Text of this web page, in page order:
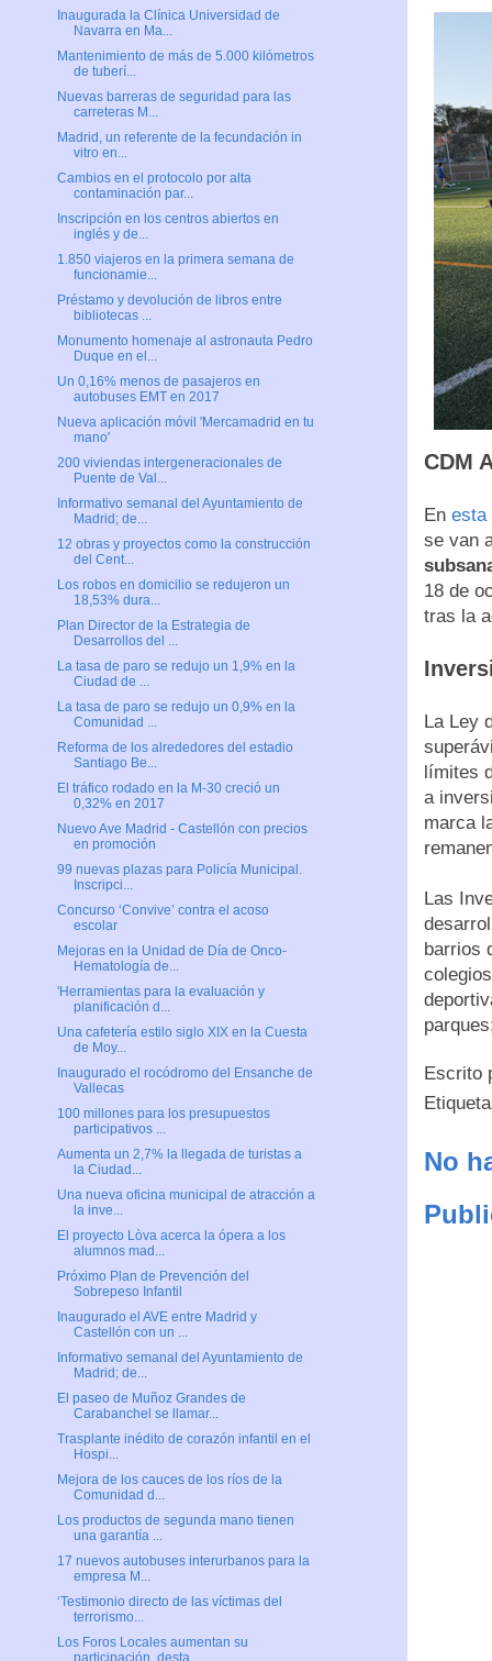
CDM
En esta
se van
18 de
tras la
La Ley
límites
a
marca
Las
barrios
Escrito
No
Inaugurada la Clínica Universidad de
Navarra en Ma...
Mantenimiento de más de 5.000 kilómetros
de tuberí...
Nuevas barreras de seguridad para las
carreteras M...
Madrid, un referente de la fecundación in
vitro en...
Cambios en el protocolo por alta
contaminación par...
Inscripción en los centros abiertos en
inglés y de...
1.850 viajeros en la primera semana de
funcionamie...
Préstamo y devolución de libros entre
bibliotecas ...
Monumento homenaje al astronauta Pedro
Duque en el...
Un 0,16% menos de pasajeros en
autobuses EMT en 2017
Nueva aplicación móvil 'Mercamadrid en tu
mano'
200 viviendas intergeneracionales de
Puente de Val...
Informativo semanal del Ayuntamiento de
Madrid; de...
12 obras y proyectos como la construcción
del Cent...
Los robos en domicilio se redujeron un
18,53% dura...
Plan Director de la Estrategia de
Desarrollos del ...
La tasa de paro se redujo un 1,9% en la
Ciudad de ...
La tasa de paro se redujo un 0,9% en la
Comunidad ...
Reforma de los alrededores del estadio
Santiago Be...
El tráfico rodado en la M-30 creció un
0,32% en 2017
Nuevo Ave Madrid - Castellón con precios
en promoción
99 nuevas plazas para Policía Municipal.
Inscripci...
Concurso ‘Convive’ contra el acoso
escolar
Mejoras en la Unidad de Día de Onco-
Hematología de...
'Herramientas para la evaluación y
planificación d...
Una cafetería estilo siglo XIX en la Cuesta
de Moy...
Inaugurado el rocódromo del Ensanche de
Vallecas
100 millones para los presupuestos
participativos ...
Aumenta un 2,7% la llegada de turistas a
la Ciudad...
Una nueva oficina municipal de atracción a
la inve...
El proyecto Lòva acerca la ópera a los
alumnos mad...
Próximo Plan de Prevención del
Sobrepeso Infantil
Inaugurado el AVE entre Madrid y
Castellón con un ...
Informativo semanal del Ayuntamiento de
Madrid; de...
El paseo de Muñoz Grandes de
Carabanchel se llamar...
Trasplante inédito de corazón infantil en el
Hospi...
Mejora de los cauces de los ríos de la
Comunidad d...
Los productos de segunda mano tienen
una garantía ...
17 nuevos autobuses interurbanos para la
empresa M...
‘Testimonio directo de las víctimas del
terrorismo...
Los Foros Locales aumentan su